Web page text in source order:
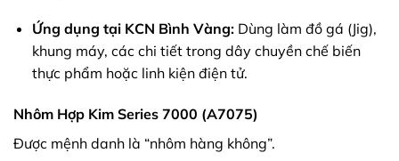
Ứng dụng tại KCN Bình Vàng:Dùng làm đồ gá (Jig),
khung máy, các chi tiết trong dây chuyền chế biến
thực phẩm hoặc linh kiện điện tử.
Nhôm Hợp Kim Series 7000 (A7075)
Được mệnh danh là “nhôm hàng không”.